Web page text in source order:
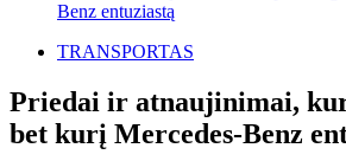
Benz entuziastą
TRANSPORTAS
Priedai ir atnaujinimai,
bet kurį Mercedes-Benz